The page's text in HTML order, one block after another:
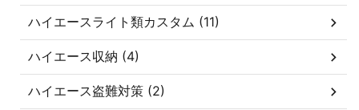
ハイエースライト類カスタム (11)
ハイエース収納 (4)
ハイエース盗難対策 (2)